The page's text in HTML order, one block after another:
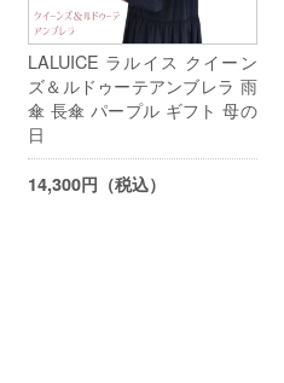
LALUICE ラルイス クイーン
ズ＆ルドゥーテアンブレラ 雨
傘 長傘 パープル ギフト 母の
日
14,300円（税込）